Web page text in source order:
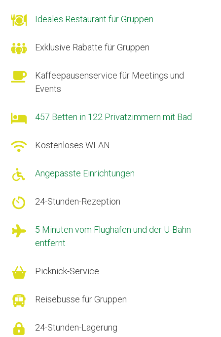
 Ideales Restaurant für Gruppen
 Exklusive Rabatte für Gruppen

Kaffeepausenservice für Meetings und
Events
 457 Betten in 122 Privatzimmern mit Bad
 Kostenloses WLAN
 Angepasste Einrichtungen
 24-Stunden-Rezeption

5 Minuten vom Flughafen und der U-Bahn
entfernt
 Picknick-Service
 Reisebusse für Gruppen
 24-Stunden-Lagerung